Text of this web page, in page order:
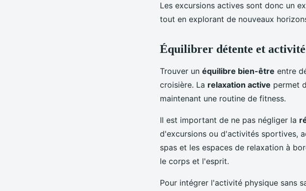
Les excursions actives sont donc un
tout en explorant de nouveaux
Équilibrer détente et
Trouver un équilibre bien-être entre
croisière. La relaxation active permet
maintenant une routine de fitness.
Il est important de ne pas négliger la
d'excursions ou d'activités sportives,
spas et les espaces de relaxation à
le corps et l'esprit.
Pour intégrer l'activité physique sans